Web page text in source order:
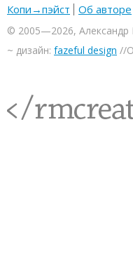
Копи→пэйст Об авторе
© 2005—2026, Александр
~ дизайн: fazeful design //
<rmcreative/>